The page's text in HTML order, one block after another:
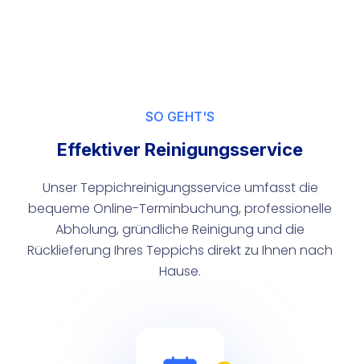
SO GEHT'S
Effektiver Reinigungsservice
Unser Teppichreinigungsservice umfasst die
bequeme Online-Terminbuchung, professionelle
Abholung, gründliche Reinigung und die
Rücklieferung Ihres Teppichs direkt zu Ihnen nach
Hause.